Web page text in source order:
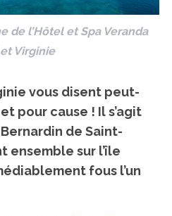
de l’Hôtel et Spa Veranda
Virginie
vous disent peut-
pour cause ! Il s’agit
de Saint-
ensemble sur l’île
fous l’un